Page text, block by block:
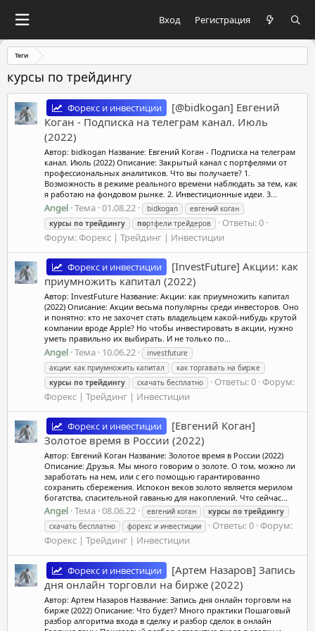
Вход Регистрация
Теги
курсы по трейдингу
Форекс и инвестиции
[@bidkogan] Евгений
Коган - Подписка на телеграм канал. Июль
(2022)
Автор: bidkogan Название: Евгений Коган - Подписка на телеграм
канал. Июль (2022) Описание: Закрытый канал с портфелями от
профессиональных аналитиков. Что вы получаете? 1.
Возможность в режиме реального времени наблюдать за тем, как
я работаю на фондовом рынке. 2. Инвестиционные идеи. 3...
Angel Тема 01.08.22 bidkogan
евгений коган
курсы по трейдингу портфели трейдеров
Ответы: 0
Форум:Форекс | Трейдинг | Инвестиции
Форекс и инвестиции
[InvestFuture] Акции: как
приумножить капитал (2022)
Автор: InvestFuture Название: Акции: как приумножить капитал
(2022) Описание: Акции весьма популярны среди инвесторов. Оно
и понятно: кто не захочет стать владельцем какой-нибудь крутой
компании вроде Apple? Но чтобы инвестировать в акции, нужно
уметь правильно их выбирать. И не только по...
Angel Тема 10.06.22
investfuture
акции: как приумножить капитал
как торгавать на бирже
курсы по трейдингу скачать бесплатно Ответы: 0 Форум:
Форекс | Трейдинг | Инвестиции
Форекс и инвестиции
[Евгений Коган]
Золотое время в России (2022)
Автор: Евгений Коган Название: Золотое время в России (2022)
Описание: Друзья. Мы много говорим о золоте. О том, можно ли
заработать на нем, или с его помощью гарантированно
сохранить сбережения. Испокон веков золото является мерилом
богатства, спасительной гаванью для накоплений. Что сейчас...
Angel Тема 08.06.22 евгений коган курсы по трейдингу
скачать бесплатно
форекс и инвестиции Ответы: 0 Форум:
Форекс | Трейдинг | Инвестиции
Форекс и инвестиции
[Артем Назаров] Запись
дня онлайн торговли на бирже (2022)
Автор: Артем Назаров Название: Запись дня онлайн торговли на
бирже (2022) Описание: Что будет? Много практики Пошаговый
разбор алгоритма входа в сделку и разбор сделок в онлайн